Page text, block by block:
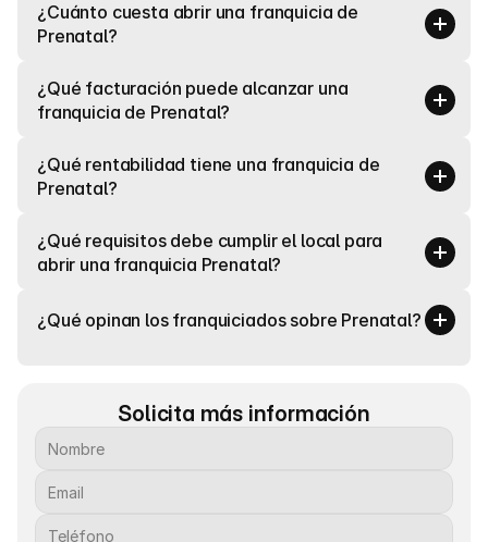
¿Cuánto cuesta abrir una franquicia de
Prenatal?
¿Qué facturación puede alcanzar una
franquicia de Prenatal?
¿Qué rentabilidad tiene una franquicia de
Prenatal?
¿Qué requisitos debe cumplir el local para
abrir una franquicia Prenatal?
¿Qué opinan los franquiciados sobre Prenatal?
Solicita más información